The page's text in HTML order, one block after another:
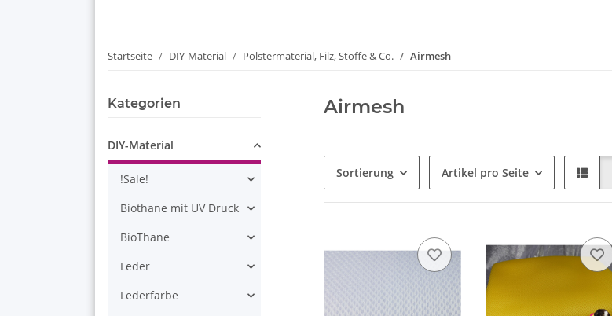
Startseite DIY-Material Polstermaterial, Filz, Stoffe & Co. Airmesh
Airmesh
Sortierung Artikel pro Seite
Kategorien
DIY-Material
!Sale!
Biothane mit UV Druck
BioThane
Leder
Lederfarbe